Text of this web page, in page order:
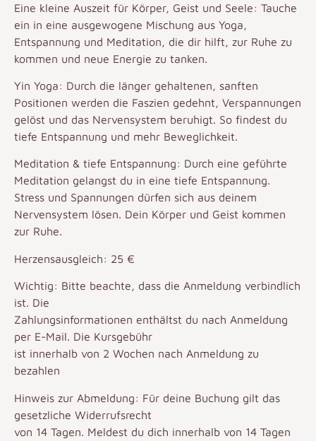
Eine kleine Auszeit für Körper, Geist und Seele: Tauche
ein in eine ausgewogene Mischung aus Yoga,
Entspannung und Meditation, die dir hilft, zur Ruhe zu
kommen und neue Energie zu tanken.
Yin Yoga: Durch die länger gehaltenen, sanften
Positionen werden die Faszien gedehnt, Verspannungen
gelöst und das Nervensystem beruhigt. So findest du
tiefe Entspannung und mehr Beweglichkeit.
Meditation & tiefe Entspannung: Durch eine geführte
Meditation gelangst du in eine tiefe Entspannung.
Stress und Spannungen dürfen sich aus deinem
Nervensystem lösen. Dein Körper und Geist kommen
zur Ruhe.
Herzensausgleich: 25 €
Wichtig: Bitte beachte, dass die Anmeldung verbindlich
ist. Die
Zahlungsinformationen enthältst du nach Anmeldung
per E-Mail. Die Kursgebühr
ist innerhalb von 2 Wochen nach Anmeldung zu
bezahlen
Hinweis zur Abmeldung: Für deine Buchung gilt das
gesetzliche Widerrufsrecht
von 14 Tagen. Meldest du dich innerhalb von 14 Tagen